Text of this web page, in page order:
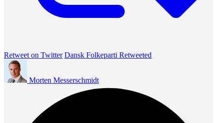
Retweet on Twitter Dansk Folkeparti Retweeted
Morten Messerschmidt